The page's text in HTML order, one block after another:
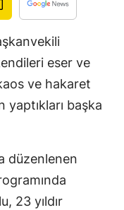
Denizli
Diyarbakır
Edirne
Elazığ
Erzurum
Eskişehir
eser ve
ve hakaret
başka
düzenlenen
23 yıldır